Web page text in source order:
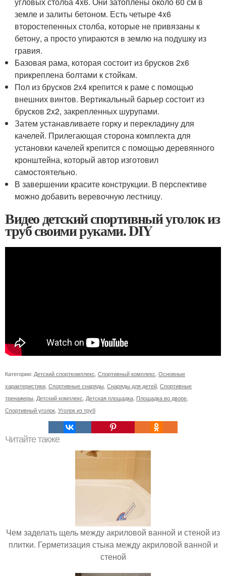
земле и залиты бетоном. Есть четыре 4x6
второстепенных столба, которые не привязаны к
бетону, а просто упираются в землю на подушку из
гравия.
Базовая рама, которая состоит из брусков 2x6
прикреплена болтами к стойкам.
Пол из брусков 2х4 крепится к раме с помощью
внешних винтов. Вертикальный барьер состоит из
брусков 2x2, закрепленных шурупами.
Затем устанавливаете горку и перекладину для
качелей. Прилегающая сторона комплекта для
установки качелей крепится с помощью деревянного
кронштейна, который автор изготовил
самостоятельно.
В завершении красите конструкции. В перспективе
можно добавить веревочную лестницу.
Видео детский спортивный уголок из
труб своими руками. DIY
Категории: Детский спорткомплекс Спортивный комплекс Основные
характеристики Спортивные снаряды Снаряды для детей Спортивные
тренажеры Детский комплекс Детская площадка Площадка во дворе
Спортивный уголок Уголок из труб
Читайте также
Чем заделать щель между акриловой ванной и стеной из
плитки. Герметизация стыка между акриловой ванной и
стеной